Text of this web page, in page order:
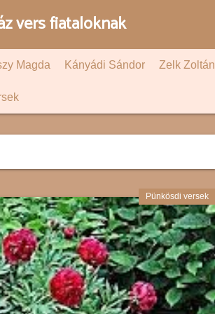
vers fiataloknak
Magda Kányádi Sándor Zelk Zoltán
Pünkösdi versek